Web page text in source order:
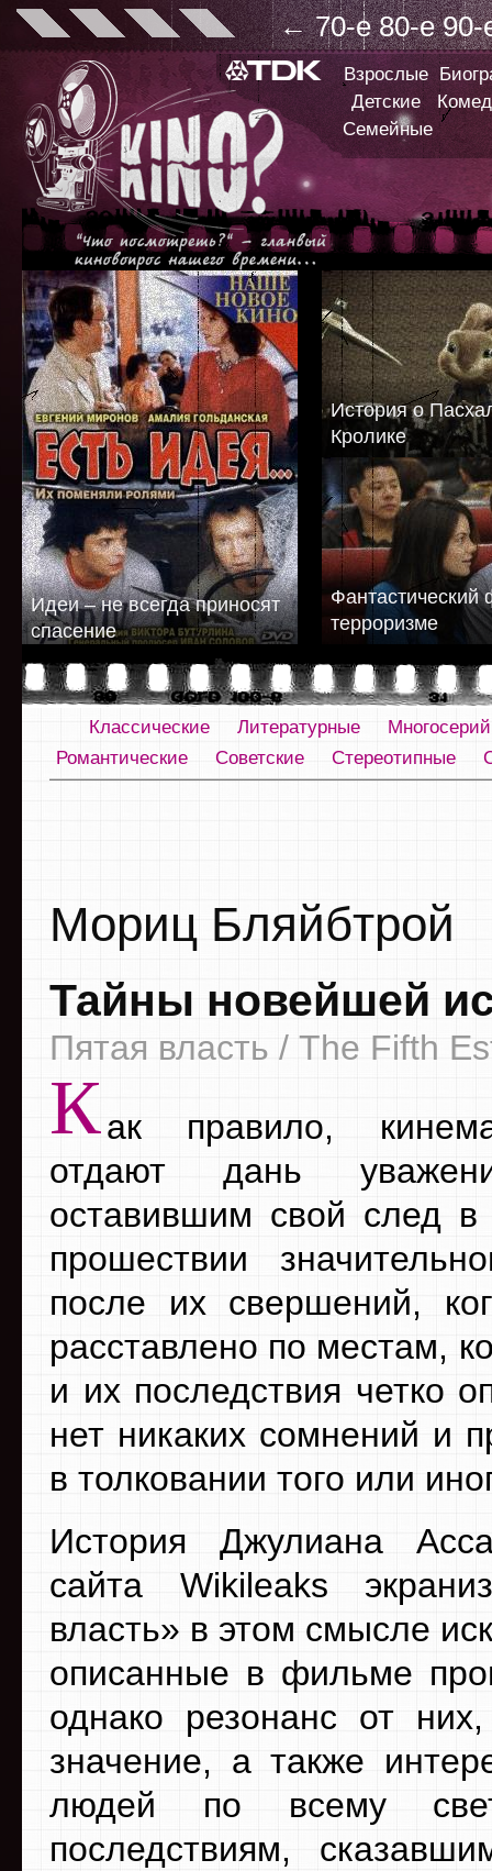
← 70-е 80-е 90-
Взрослые
Детские
Семейные
Идеи – не всегда приносят
спасение
История о
Кролике
Фантастический
терроризме
Классические Литературные
Романтические
Советские Стереотипные
Мориц Бляйбтрой
Тайны новейшей
Пятая власть / The Fifth
Как правило,
отдают дань
оставившим свой след в
прошествии
после их свершений,
расставлено по местам,
и их последствия четко
нет никаких сомнений и
в толковании того или
История Джулиана
сайта Wikileaks
власть» в этом смысле
описанные в фильме
однако резонанс от
значение, а также
людей по всему
последствиям,